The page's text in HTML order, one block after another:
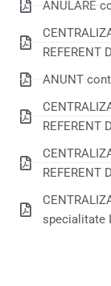
ANULARE
REFERENT
ANUNT
REFERENT
REFERENT
specialitate